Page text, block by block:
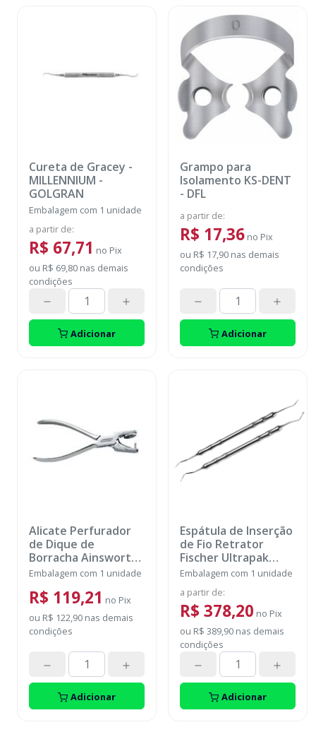
Cureta de Gracey -
MILLENNIUM -
GOLGRAN
Embalagem com 1 unidade
a partir de:
R$ 67,71 no Pix
ou R$ 69,80 nas demais
condições
Adicionar
Grampo para
Isolamento KS-DENT
- DFL
a partir de:
R$ 17,36 no Pix
ou R$ 17,90 nas demais
condições
Adicionar
Alicate Perfurador
de Dique de
Borracha Ainsworth
-GOLGRAN
Embalagem com 1 unidade
R$ 119,21 no Pix
ou R$ 122,90 nas demais
condições
Adicionar
Espátula de Inserção
de Fio Retrator
Fischer Ultrapak
Angulação de 45°-
Embalagem com 1 unidade
a partir de:
R$ 378,20 no Pix
ou R$ 389,90 nas demais
condições
Adicionar